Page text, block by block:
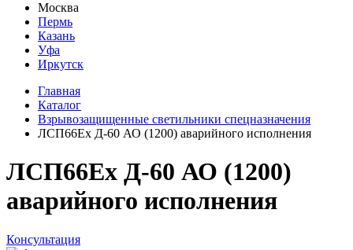
Москва
Пермь
Казань
Уфа
Иркутск
Главная
Каталог
Взрывозащищенные светильники спецназначения
ЛСП66Ех Д-60 АО (1200) аварийного исполнения
ЛСП66Ех Д-60 АО (1200)
аварийного исполнения
Консультация